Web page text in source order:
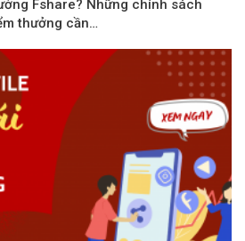
Fshare? Những chính sách
thưởng cần…